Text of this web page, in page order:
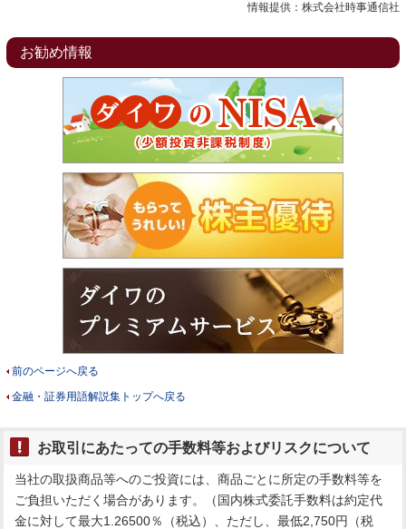
情報提供：株式会社時事通信社
お勧め情報
前のページへ戻る
金融・証券用語解説集トップへ戻る
お取引にあたっての手数料等およびリスクについて
当社の取扱商品等へのご投資には、商品ごとに所定の手数料等を
ご負担いただく場合があります。（国内株式委託手数料は約定代
金に対して最大1.26500％（税込）、ただし、最低2,750円（税